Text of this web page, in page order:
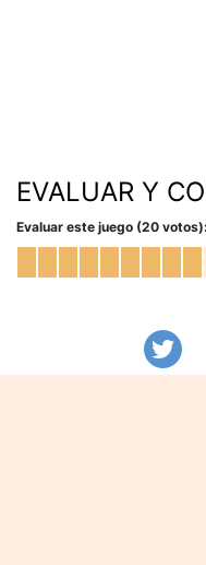
EVALUAR Y
Evaluar este juego (20 votos):